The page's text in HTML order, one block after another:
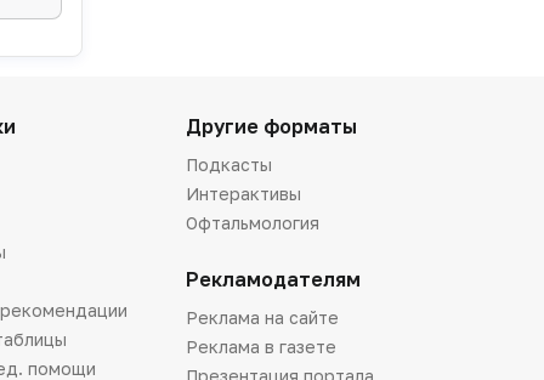
помощи
Другие форматы
Подкасты
Интерактивы
Офтальмология
Рекламодателям
Реклама на сайте
Реклама в газете